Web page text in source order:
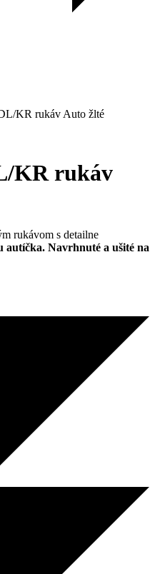
KR rukáv Auto žlté
KR rukáv
rukávom s detailne
autíčka. Navrhnuté a ušité na